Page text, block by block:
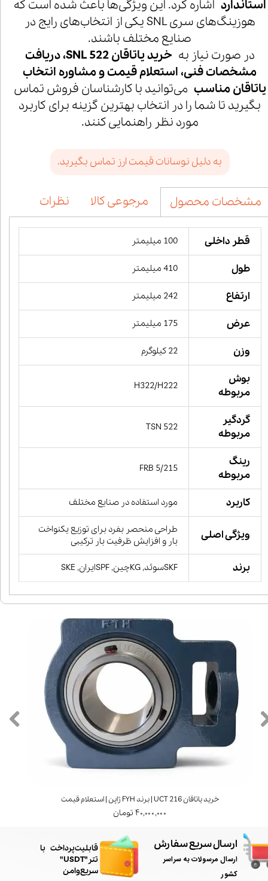
استاندارد اشاره کرد. این ویژگی‌ها باعث شده است که
هوزینگ‌های سری SNL یکی از انتخاب‌های رایج در
صنایع مختلف باشند.
در صورت نیاز به
خرید یاتاقان SNL 522، دریافت
مشخصات فنی، استعلام قیمت و مشاوره انتخاب
یاتاقان مناسب می‌توانید با کارشناسان فروش تماس
بگیرید تا شما را در انتخاب بهترین گزینه برای کاربرد
مورد نظر راهنمایی کنند.
به دلیل نوسانات قیمت ارز تماس بگیرید.
مشخصات محصول مرجوعی کالا نظرات
قطر داخلی 100 میلیمتر
طول 410 میلیمتر
ارتفاع 242 میلیمتر
عرض 175 میلیمتر
وزن 22 کیلوگرم
بوش
مربوطه
H322/H222
گردگیر
مربوطه
TSN 522
رینگ
مربوطه
FRB 5/215
کاربرد مورد استفاده در صنایع مختلف
ویژگی اصلی
طراحی منحصر بفرد برای توزیع یکنواخت
بار و افزایش ظرفیت بار ترکیبی
برند SKFسوئد, KGچین, SPFایران, SKE
خرید یاتاقان UCT 216 | برند FYH ژاپن | استعلام قیمت
۴۰,۰۰۰,۰۰۰ تومان
ارسال سریع سفارش
ارسال مرسولات به سراسر
کشور
​قابلیت پرداخت با
تتر"USDT"
سریع و امن